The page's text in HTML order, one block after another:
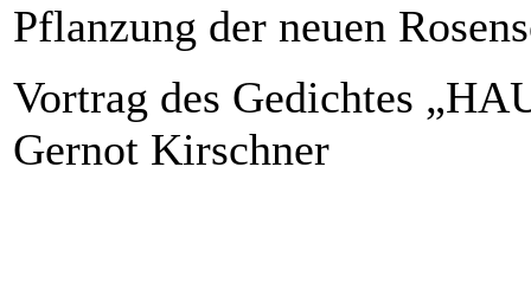
Pflanzung der neuen
Vortrag des Gedichtes
Gernot Kirschner